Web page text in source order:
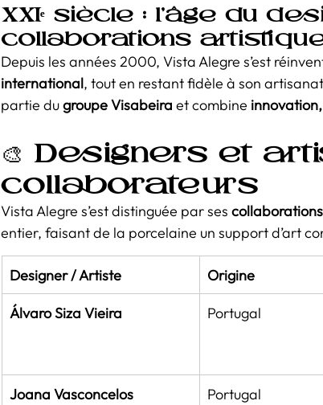
XXIᵉ siècle : l’âge du
collaborations
Depuis les années 2000, Vista Alegre s’est
international, tout en restant fidèle à son
partie du groupe Visabeira et combine
🎨 Designers et
collaborateurs
Vista Alegre s’est distinguée par ses
entier, faisant de la porcelaine un support d’art
Designer / Artiste Origine
Álvaro Siza Vieira Portugal
Joana Vasconcelos Portugal